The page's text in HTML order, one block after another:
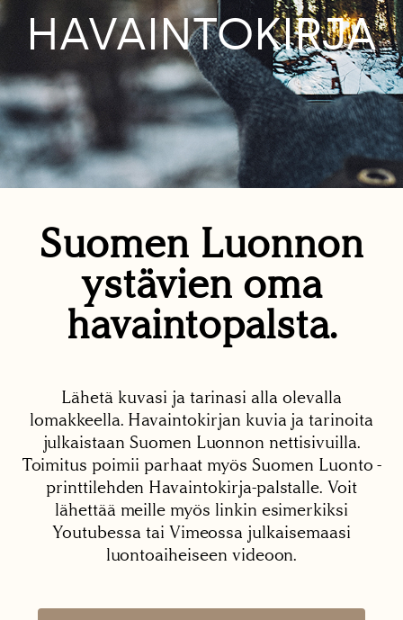
HAVAINTOKIRJA
Suomen Luonnon
ystävien oma
havaintopalsta.
Lähetä kuvasi ja tarinasi alla olevalla
lomakkeella. Havaintokirjan kuvia ja tarinoita
julkaistaan Suomen Luonnon nettisivuilla.
Toimitus poimii parhaat myös Suomen Luonto -
printtilehden Havaintokirja-palstalle. Voit
lähettää meille myös linkin esimerkiksi
Youtubessa tai Vimeossa julkaisemaasi
luontoaiheiseen videoon.